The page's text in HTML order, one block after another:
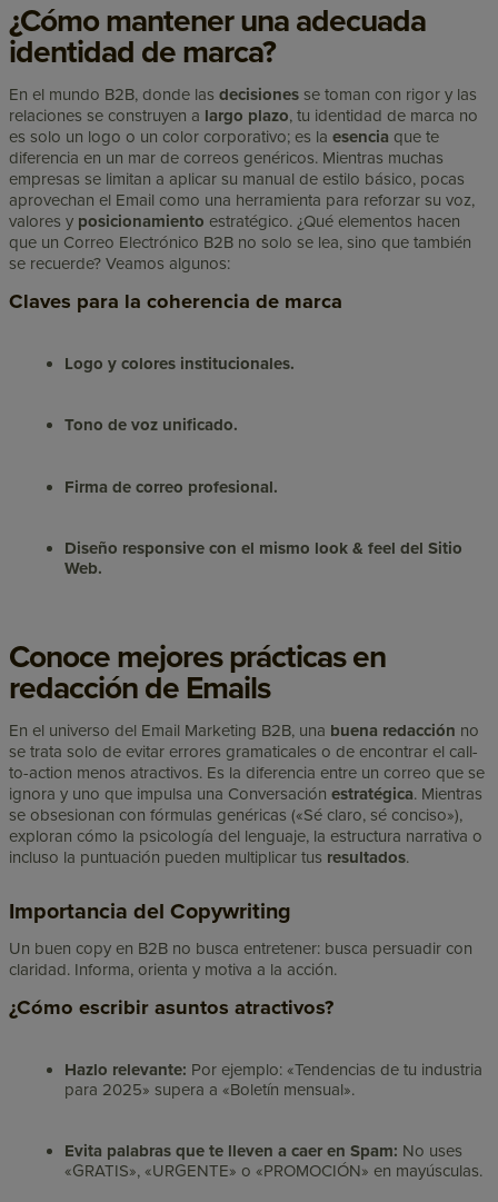
¿Cómo mantener una adecuada
identidad de marca?
En el mundo B2B, donde lasdecisionesse toman con rigor y las
relaciones se construyen a largo plazo, tu identidad de marca no
es solo un logo o un color corporativo; es laesencia que te
diferencia en un mar de correos genéricos. Mientras muchas
empresas se limitan a aplicar su manual de estilo básico, pocas
aprovechan el Email como una herramienta para reforzar su voz,
valores y posicionamiento estratégico.¿Qué elementos hacen
que un Correo Electrónico B2B no solo se lea, sino que también
se recuerde? Veamos algunos:
Claves para la coherencia de marca
Logo y colores institucionales.
Tono de voz unificado.
Firma de correo profesional.
Diseño responsive con el mismo look & feel del Sitio
Web.
Conoce mejores prácticas en
redacción de Emails
En el universo del Email Marketing B2B, una buena redacción no
se trata solo de evitar errores gramaticales o de encontrar el call-
to-action menos atractivos. Es la diferencia entre un correo que se
ignora y uno que impulsa una Conversaciónestratégica. Mientras
se obsesionan con fórmulas genéricas («Sé claro, sé conciso»),
exploran cómo la psicología del lenguaje, la estructura narrativa o
incluso la puntuación pueden multiplicar tus resultados.
Importancia del Copywriting
Un buen copy en B2B no busca entretener: busca persuadir con
claridad. Informa, orienta y motiva a la acción.
¿Cómo escribir asuntos atractivos?
Hazlo relevante: Por ejemplo: «Tendencias de tu industria
para 2025» supera a «Boletín mensual».
Evita palabras que te lleven a caer en Spam: No uses
«GRATIS», «URGENTE» o «PROMOCIÓN» en mayúsculas.